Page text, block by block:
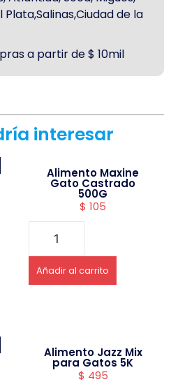
de la
a partir de $ 10mil
interesar
Alimento Maxine
Gato Castrado
500G
$ 105
Añadir al carrito
Alimento Jazz Mix
para Gatos 5K
$ 495